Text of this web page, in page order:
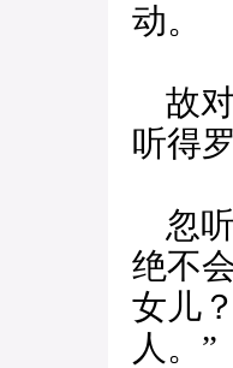
动。
故对
听得
忽听
绝不
女儿
人。”